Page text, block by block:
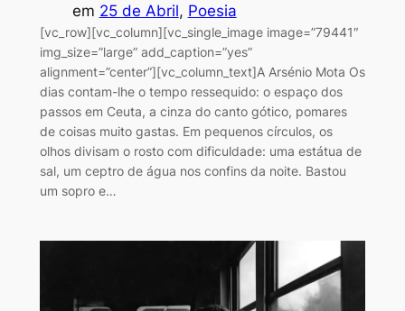
em 25 de Abril, Poesia
[vc_row][vc_column][vc_single_image image=”79441″
img_size=”large” add_caption=”yes”
alignment=”center”][vc_column_text]A Arsénio Mota Os
dias contam-lhe o tempo ressequido: o espaço dos
passos em Ceuta, a cinza do canto gótico, pomares
de coisas muito gastas. Em pequenos círculos, os
olhos divisam o rosto com dificuldade: uma estátua de
sal, um ceptro de água nos confins da noite. Bastou
um sopro e…